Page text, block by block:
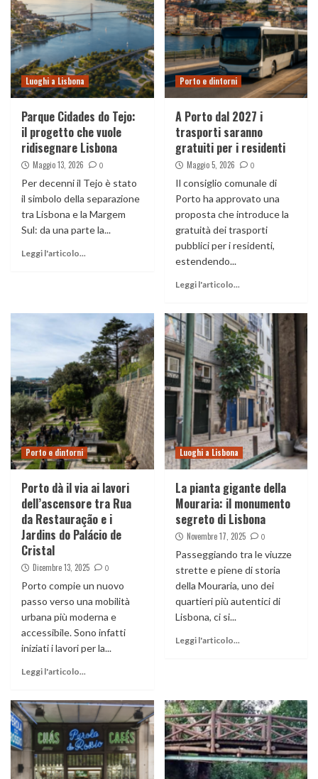
Luoghi a Lisbona
Parque Cidades do Tejo:
il progetto che vuole
ridisegnare Lisbona
Maggio 13, 2026 0
Per decenni il Tejo è stato
il simbolo della separazione
tra Lisbona e la Margem
Sul: da una parte la...
Leggi l'articolo...
Porto e dintorni
A Porto dal 2027 i
trasporti saranno
gratuiti per i residenti
Maggio 5, 2026 0
Il consiglio comunale di
Porto ha approvato una
proposta che introduce la
gratuità dei trasporti
pubblici per i residenti,
estendendo...
Leggi l'articolo...
Porto e dintorni
Porto dà il via ai lavori
dell’ascensore tra Rua
da Restauração e i
Jardins do Palácio de
Cristal
Dicembre 13, 2025 0
Porto compie un nuovo
passo verso una mobilità
urbana più moderna e
accessibile. Sono infatti
iniziati i lavori per la...
Leggi l'articolo...
Luoghi a Lisbona
La pianta gigante della
Mouraria: il monumento
segreto di Lisbona
Novembre 17, 2025 0
Passeggiando tra le viuzze
strette e piene di storia
della Mouraria, uno dei
quartieri più autentici di
Lisbona, ci si...
Leggi l'articolo...